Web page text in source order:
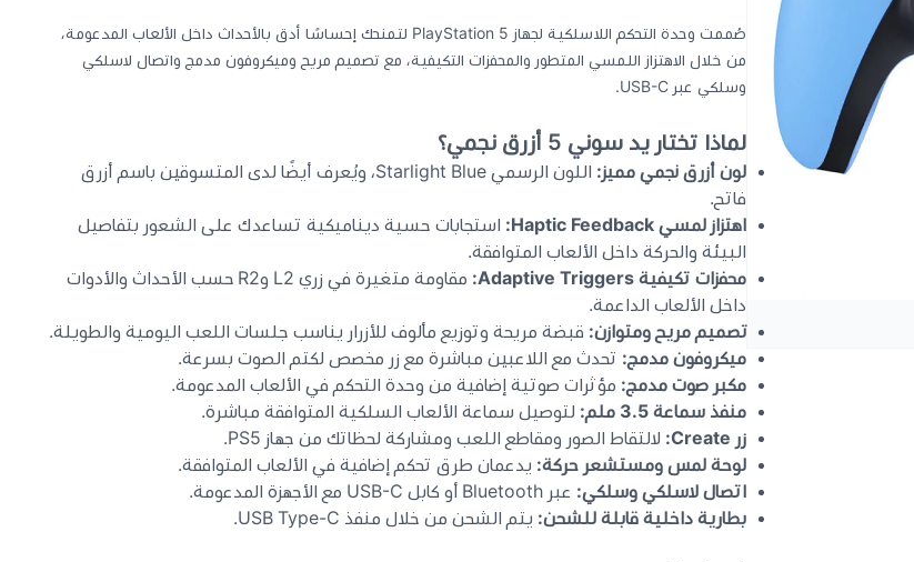
صُممت وحدة التحكم اللاسلكية لجهاز PlayStation 5 لتمنحك إحساسًا أدق بالأحداث داخل الألعاب المدعومة،
من خلال الاهتزاز اللمسي المتطور والمحفزات التكيفية، مع تصميم مريح وميكروفون مدمج واتصال لاسلكي
وسلكي عبر USB-C.
لماذا تختار يد سوني 5 أزرق نجمي؟
لون أزرق نجمي مميز:
اللون الرسمي Starlight Blue، ويُعرف أيضًا لدى المتسوقين باسم أزرق
فاتح.
اهتزاز لمسي Haptic Feedback:
استجابات حسية ديناميكية تساعدك على الشعور بتفاصيل
البيئة والحركة داخل الألعاب المتوافقة.
محفزات تكيفية Adaptive Triggers:
مقاومة متغيرة في زري L2 وR2 حسب الأحداث والأدوات
داخل الألعاب الداعمة.
تصميم مريح ومتوازن: قبضة مريحة وتوزيع مألوف للأزرار يناسب جلسات اللعب اليومية والطويلة.
ميكروفون مدمج: تحدث مع اللاعبين مباشرة مع زر مخصص لكتم الصوت بسرعة.
مكبر صوت مدمج: مؤثرات صوتية إضافية من وحدة التحكم في الألعاب المدعومة.
منفذ سماعة 3.5 ملم:
لتوصيل سماعة الألعاب السلكية المتوافقة مباشرة.
زر Create:
لالتقاط الصور ومقاطع اللعب ومشاركة لحظاتك من جهاز PS5.
لوحة لمس ومستشعر حركة: يدعمان طرق تحكم إضافية في الألعاب المتوافقة.
اتصال لاسلكي وسلكي: عبر Bluetooth أو كابل USB-C مع الأجهزة المدعومة.
بطارية داخلية قابلة للشحن: يتم الشحن من خلال منفذ USB Type-C.